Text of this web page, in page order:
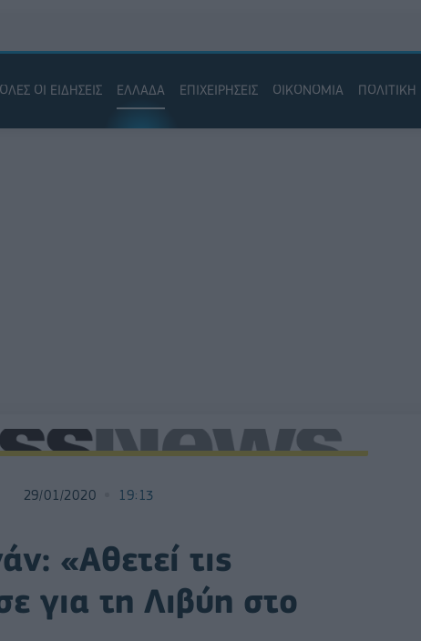
ΟΛΕΣ ΟΙ ΕΙΔΗΣΕΙΣ ΕΛΛΑΔΑ ΕΠΙΧΕΙΡΗΣΕΙΣ ΟΙΚΟΝΟΜΙΑ ΠΟΛΙΤΙΚΗ
29/01/2020 19:13
«Αθετεί τις
για τη Λιβύη στo